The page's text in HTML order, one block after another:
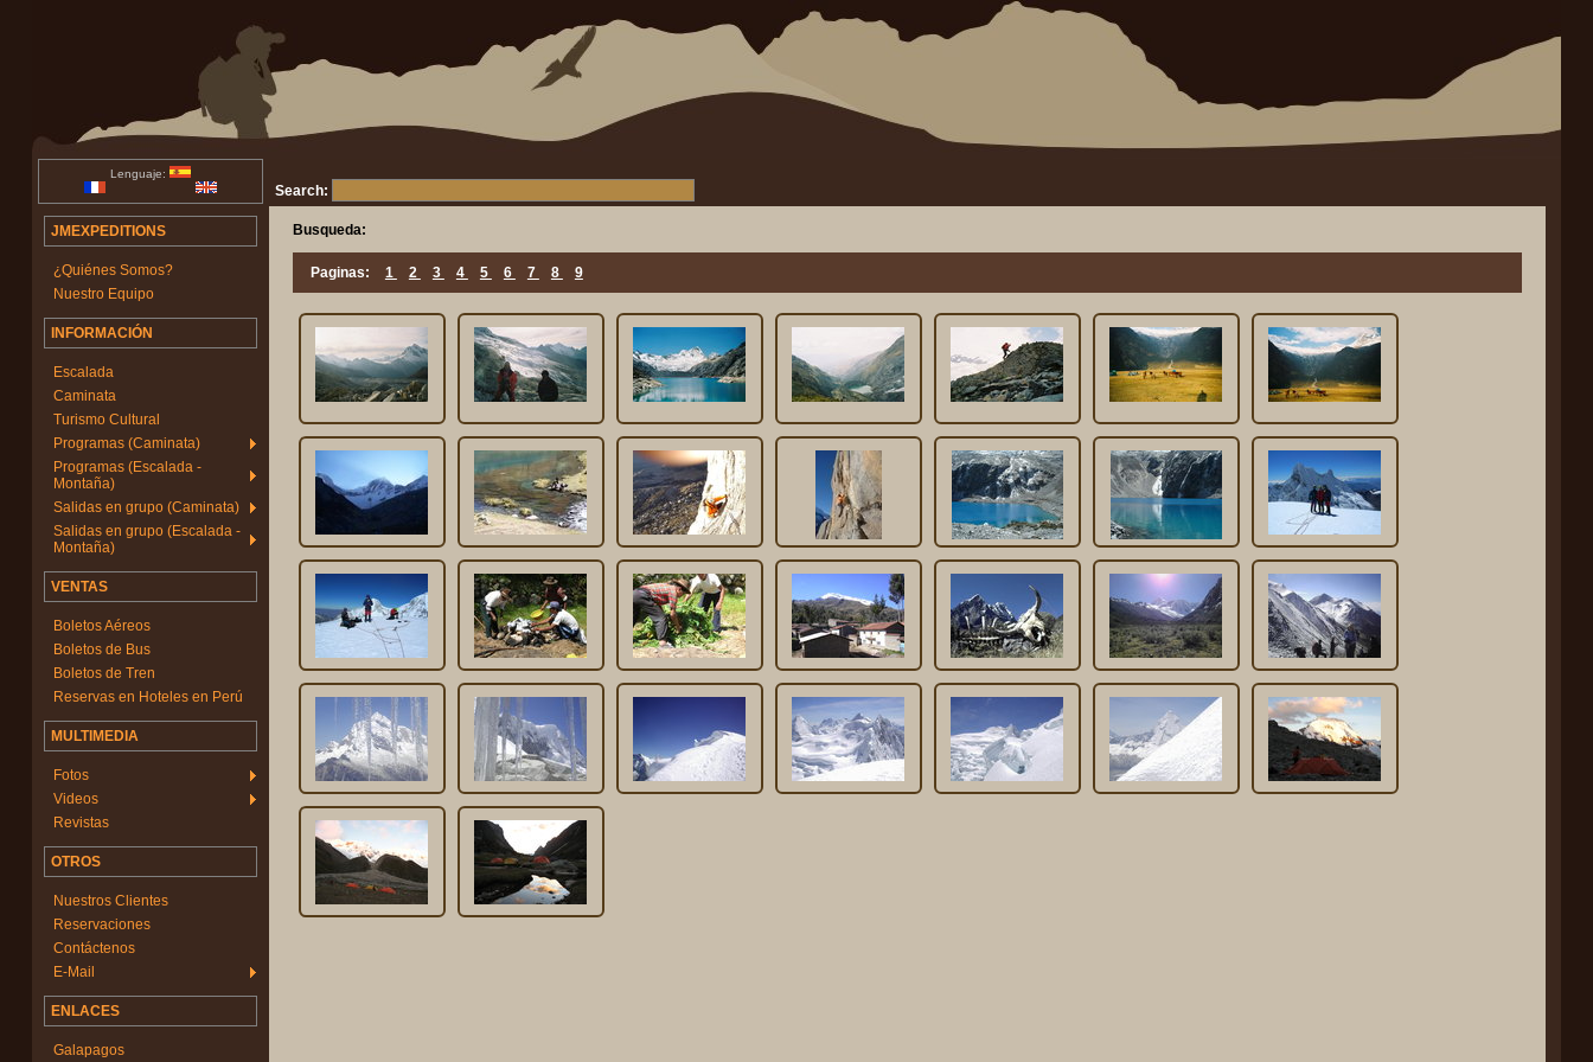
Lenguaje:
JMEXPEDITIONS
¿Quiénes Somos?
Nuestro Equipo
INFORMACIÓN
Escalada
Caminata
Turismo Cultural
Programas (Caminata)
Programas (Escalada -
Montaña)
Salidas en grupo (Caminata)
Salidas en grupo (Escalada -
Montaña)
VENTAS
Boletos Aéreos
Boletos de Bus
Boletos de Tren
Reservas en Hoteles en Perú
MULTIMEDIA
Fotos
Videos
Revistas
OTROS
Nuestros Clientes
Reservaciones
Contáctenos
E-Mail
ENLACES
Galapagos
Search:
Busqueda:
Paginas: 1 2 3 4 5 6 7 8 9